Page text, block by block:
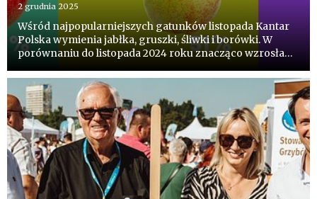
2 grudnia 2025
Wśród najpopularniejszych gatunków listopada Kantar
Polska wymienia jabłka, gruszki, śliwki i borówki. W
porównaniu do listopada 2024 roku znacząco wzrosła
kolejny w comiesięcznym badaniu - jabłku przybyło ich
ponad milion ...